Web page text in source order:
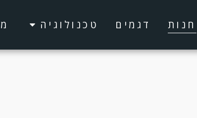
חנות דגמים טכנולוגיה